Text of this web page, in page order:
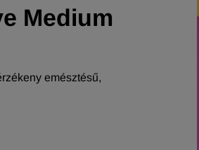
Medium
emésztésű,